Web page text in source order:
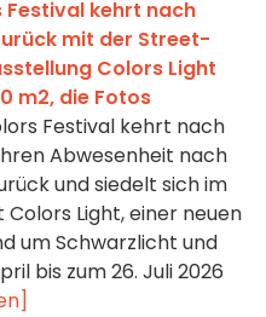
Festival kehrt nach
mit der Street-
Colors Light
m2, die Fotos
Festival kehrt nach
Abwesenheit nach
und siedelt sich im
Light, einer neuen
um Schwarzlicht und
bis zum 26. Juli 2026